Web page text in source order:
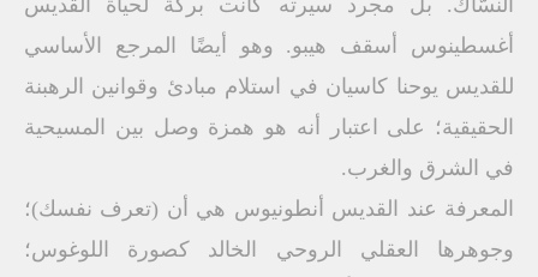
النسّاك. بل مجرد سيرته كانت بركة لحياة القديس
أغسطينوس أسقف هيبو. وهو أيضًا المرجع الأساسي
للقديس يوحنا كاسيان في استلام مبادئ وقوانين الرهبنة
الحقيقية؛ على اعتبار أنه هو همزة وصل بين المسيحية
في الشرق والغرب.
المعرفة عند القديس أنطونيوس هي أن (تعرف نفسك)؛
وجوهرها العقلي الروحي الخالد كصورة اللوغوس؛